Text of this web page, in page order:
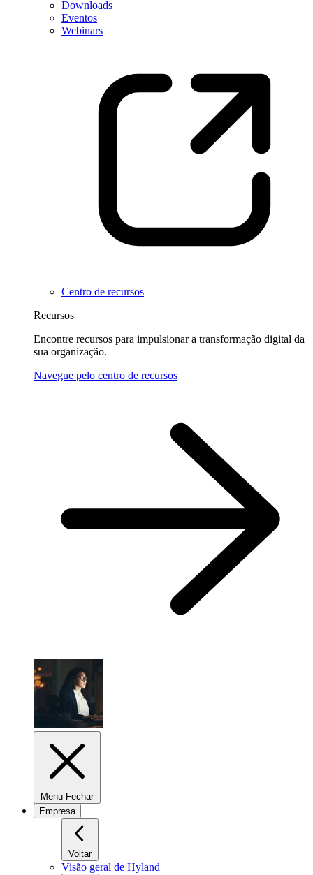
Downloads
Eventos
Webinars
Centro de recursos
Recursos
Encontre recursos para impulsionar a transformação digital da
sua organização.
Navegue pelo centro de recursos
Menu Fechar
Empresa
Voltar
Visão geral de Hyland